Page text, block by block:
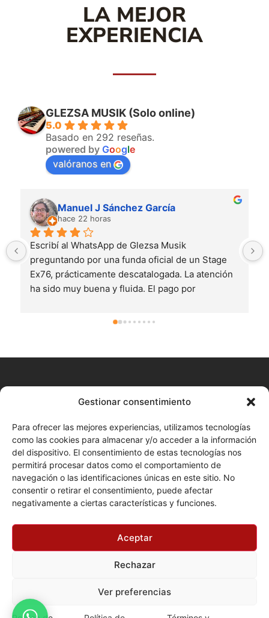
Gestionar consentimiento
Para ofrecer las mejores experiencias, utilizamos tecnologías
como las cookies para almacenar y/o acceder a la información
del dispositivo. El consentimiento de estas tecnologías nos
permitirá procesar datos como el comportamiento de
navegación o las identificaciones únicas en este sitio. No
consentir o retirar el consentimiento, puede afectar
negativamente a ciertas características y funciones.
Aceptar
Rechazar
Ver preferencias
LA MEJOR
EXPERIENCIA
GLEZSA MUSIK (Solo online)
5.0
Basado en 292 reseñas.
powered by Google
valóranos en
Manuel J Sánchez García
hace 22 horas
Escribí al WhatsApp de Glezsa Musik
preguntando por una funda oficial de un Stage
Ex76, prácticamente descatalogada. La atención
ha sido muy buena y fluida. El pago por
dio un poco de cosa pero todo fue bien, y llegó
+34 680 577 777
Huelva Online (Cita previa)
Enviar correo
LEGAL